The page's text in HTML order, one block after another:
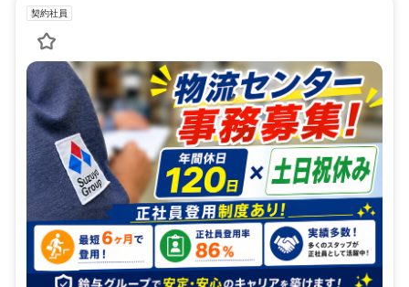
契約社員